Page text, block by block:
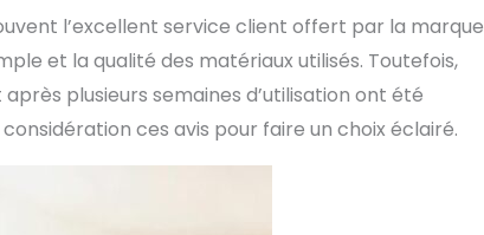
l’excellent service client offert par la marque
et la qualité des matériaux utilisés. Toutefois,
plusieurs semaines d’utilisation ont été
ces avis pour faire un choix éclairé.